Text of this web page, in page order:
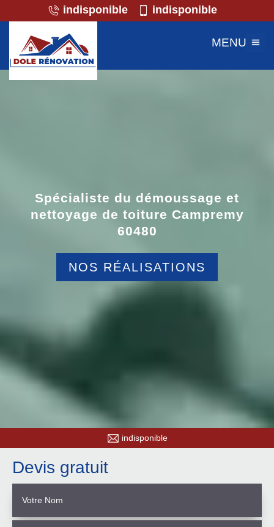
indisponible indisponible
MENU
Spécialiste du démoussage et
nettoyage de toiture Campremy
60480
NOS RÉALISATIONS
indisponible
Devis gratuit